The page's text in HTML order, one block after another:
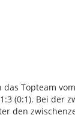
Topteam
(0:1). Bei der
den